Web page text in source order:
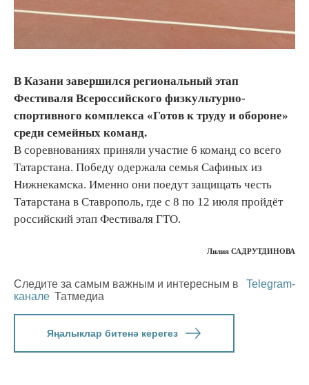
В Казани завершился региональный этап
Фестиваля Всероссийского физкультурно-
спортивного комплекса «Готов к труду и обороне»
среди семейных команд.
В соревнованиях приняли участие 6 команд со всего
Татарстана. Победу одержала семья Сафиных из
Нижнекамска. Именно они поедут защищать честь
Татарстана в Ставрополь, где с 8 по 12 июля пройдёт
российский этап Фестиваля ГТО.
Лилия САДРУТДИНОВА
Следите за самым важным и интересным в
Telegram-
канале Татмедиа
Яңалыклар битенә керегез